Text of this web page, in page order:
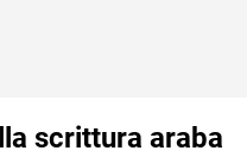
scrittura araba